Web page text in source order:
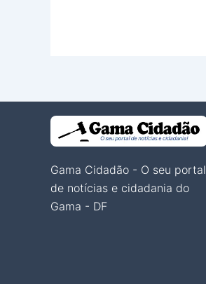
Gama Cidadão - O seu portal
de notícias e cidadania do
Gama - DF